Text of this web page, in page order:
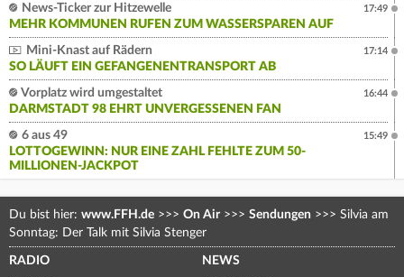
News-Ticker zur Hitzewelle
MEHR KOMMUNEN RUFEN ZUM WASSERSPAREN AUF
17:49
Mini-Knast auf Rädern
SO LÄUFT EIN GEFANGENENTRANSPORT AB
17:14
Vorplatz wird umgestaltet
DARMSTADT 98 EHRT UNVERGESSENEN FAN
16:44
6 aus 49
LOTTOGEWINN: NUR EINE ZAHL FEHLTE ZUM 50-
MILLIONEN-JACKPOT
15:49
Du bist hier: www.FFH.de >>> On Air >>> Sendungen >>> Silvia am
Sonntag: Der Talk mit Silvia Stenger
RADIO NEWS